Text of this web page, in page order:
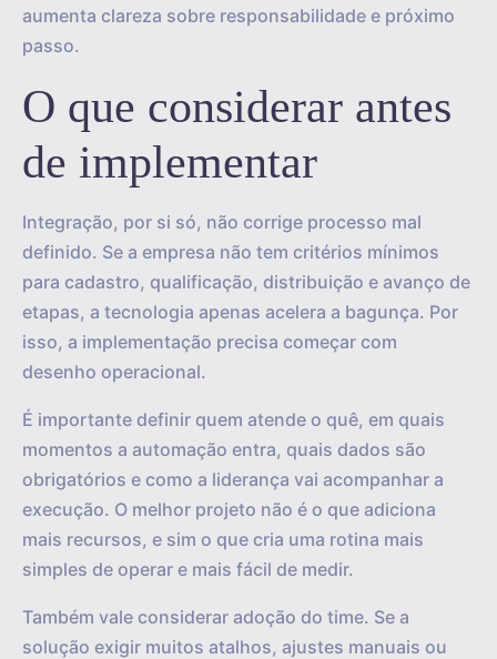
aumenta clareza sobre responsabilidade e próximo
passo.
O que considerar antes
de implementar
Integração, por si só, não corrige processo mal
definido. Se a empresa não tem critérios mínimos
para cadastro, qualificação, distribuição e avanço de
etapas, a tecnologia apenas acelera a bagunça. Por
isso, a implementação precisa começar com
desenho operacional.
É importante definir quem atende o quê, em quais
momentos a automação entra, quais dados são
obrigatórios e como a liderança vai acompanhar a
execução. O melhor projeto não é o que adiciona
mais recursos, e sim o que cria uma rotina mais
simples de operar e mais fácil de medir.
Também vale considerar adoção do time. Se a
solução exigir muitos atalhos, ajustes manuais ou